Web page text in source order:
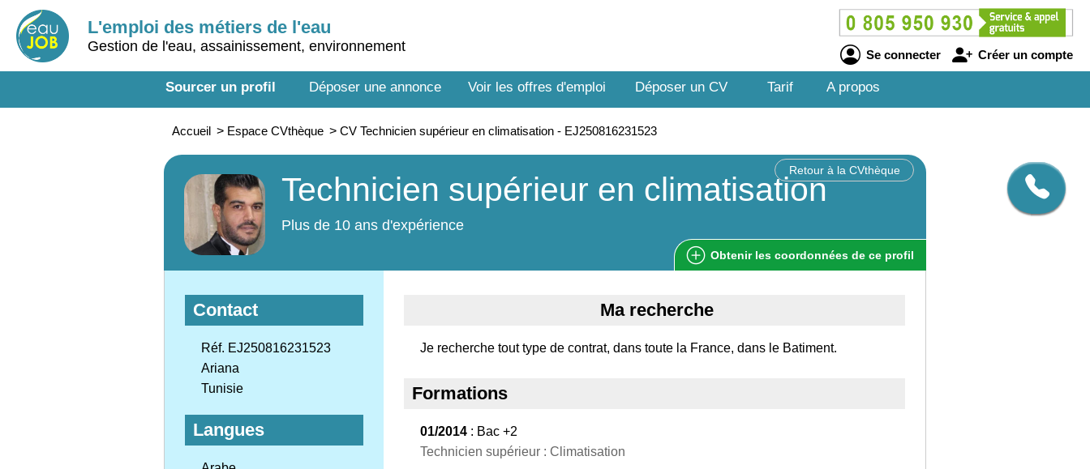
L'emploi des métiers de l'eau
Gestion de l'eau, assainissement, environnement
Se connecter Créer un compte
Sourcer un profil Déposer une annonce Voir les offres d'emploi Déposer un CV Tarif A propos
Accueil > Espace CVthèque > CV Technicien supérieur en climatisation - EJ250816231523
Retour à la CVthèque
Technicien supérieur en climatisation
Plus de 10 ans d'expérience
Obtenir les coordonnées de ce profil
Contact
Réf. EJ250816231523
Ariana
Tunisie
Langues
Ma recherche
Je recherche tout type de contrat, dans toute la France, dans le Batiment.
Formations
01/2014 : Bac +2
Technicien supérieur : Climatisation